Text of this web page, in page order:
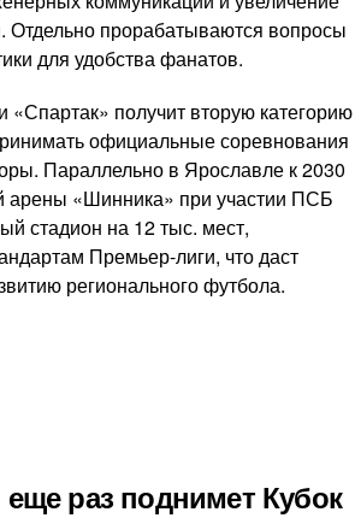
Отдельно прорабатываются вопросы
для удобства фанатов.
«Спартак» получит вторую категорию
официальные соревнования
Параллельно в Ярославле к 2030
арены «Шинника» при участии ПСБ
стадион на 12 тыс. мест,
Премьер-лиги, что даст
регионального футбола.
еще раз поднимет Кубок